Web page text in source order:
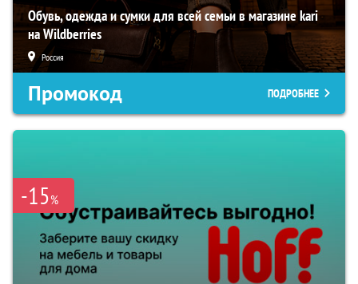
Обувь, одежда и сумки для всей семьи в магазине kari
на Wildberries
Россия
Промокод ПОДРОБНЕЕ
-15%